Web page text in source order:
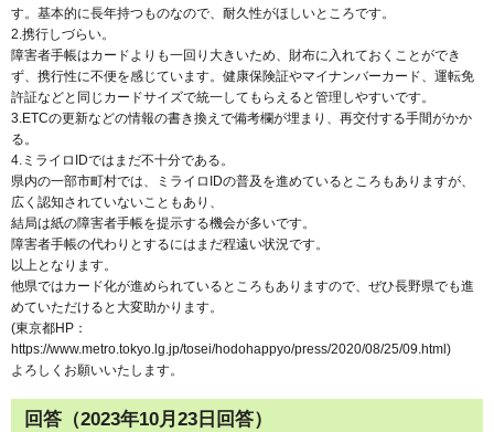
す。基本的に長年持つものなので、耐久性がほしいところです。
2.携行しづらい。
障害者手帳はカードよりも一回り大きいため、財布に入れておくことができ
ず、携行性に不便を感じています。健康保険証やマイナンバーカード、運転免
許証などと同じカードサイズで統一してもらえると管理しやすいです。
3.ETCの更新などの情報の書き換えで備考欄が埋まり、再交付する手間がかか
る。
4.ミライロIDではまだ不十分である。
県内の一部市町村では、ミライロIDの普及を進めているところもありますが、
広く認知されていないこともあり、
結局は紙の障害者手帳を提示する機会が多いです。
障害者手帳の代わりとするにはまだ程遠い状況です。
以上となります。
他県ではカード化が進められているところもありますので、ぜひ長野県でも進
めていただけると大変助かります。
(東京都HP：
https://www.metro.tokyo.lg.jp/tosei/hodohappyo/press/2020/08/25/09.html)
よろしくお願いいたします。
回答（2023年10月23日回答）